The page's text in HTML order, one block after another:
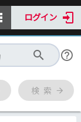
ログイン
検 索